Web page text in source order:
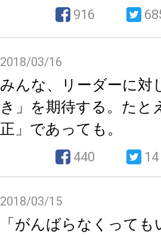
916
2018/03/16
みんな、リーダーに対
き」を期待する。たと
正」であっても。
440 14
2018/03/15
「がんばらなくって